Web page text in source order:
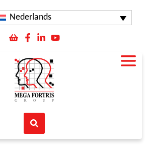
Nederlands